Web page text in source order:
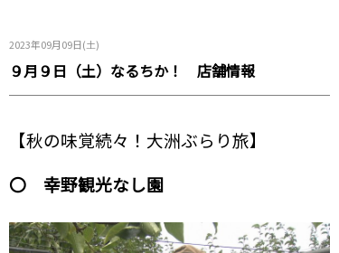
2023年09月09日(土)
９月９日（土）なるちか！ 店舗情報
【秋の味覚続々！大洲ぶらり旅】
〇 幸野観光なし園